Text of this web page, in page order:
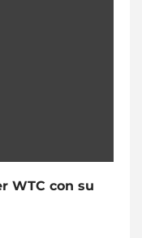
WTC con su